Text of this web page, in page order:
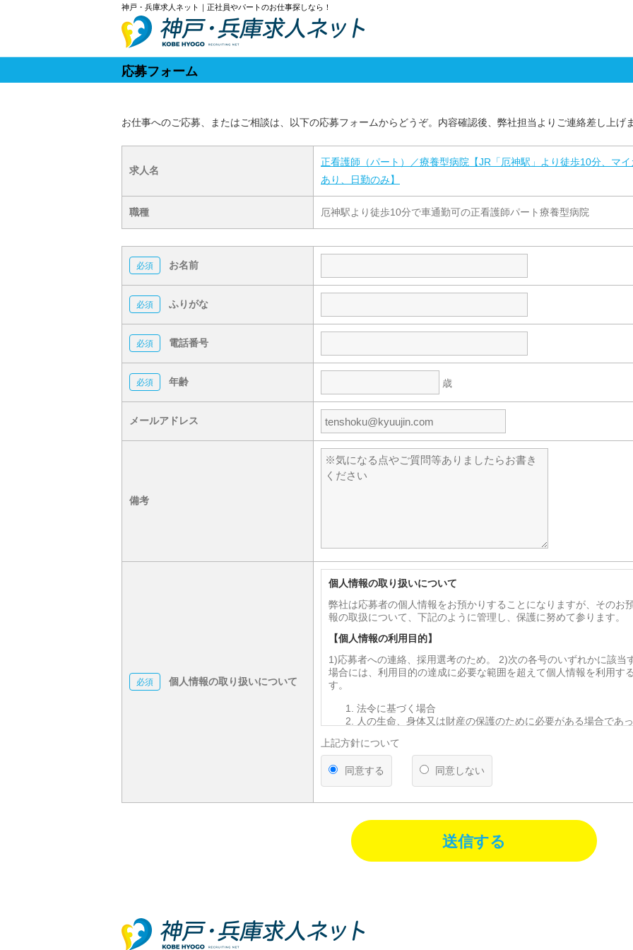
神戸・兵庫求人ネット｜正社員やパートのお仕事探しなら！
応募フォーム
お仕事へのご応募、またはご相談は、以下の応募フォームからどうぞ。内容確認後、弊社担当よりご連絡差し上げま
求人名
正看護師（パート）／療養型病院【JR「厄神駅」より徒歩10分、マ
あり、日勤のみ】
職種 厄神駅より徒歩10分で車通勤可の正看護師パート療養型病院
お名前
ふりがな
電話番号
年齢 歳
メールアドレス
備考
個人情報の取り扱いについて
個人情報の取り扱いについて
弊社は応募者の個人情報をお預かりすることになりますが、そのお
報の取扱について、下記のように管理し、保護に努めて参ります。
【個人情報の利用目的】
1)応募者への連絡、採用選考のため。 2)次の各号のいずれかに該当
場合には、利用目的の達成に必要な範囲を超えて個人情報を利用す
す。
法令に基づく場合
人の生命、身体又は財産の保護のために必要がある場合であ
公衆衛生の向上又は児童の健全な育成の推進のために特に必要
って、本人の同意を得ることが困難であるとき
国の機関若しくは地方公共団体又はその委託を受けた者が法令
遂行することに対して協力する必要がある場合であって、本人
【第三者への提供】
弊社は法律で定められている場合を除いて、応募者の個人情報を当
得ず第三者に提供・委託することはありません。ただし、官公庁等
により個人情報について開示が求められた場合は、関係法令に反し
応募者が弊社に対して個人情報を提供することは任意です。ただし
されない場合には、採用の検討ができない場合がありますので、あ
上記方針について
同意する 同意しない
送信する